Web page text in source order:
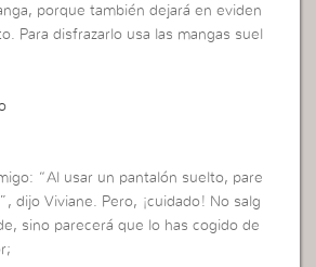
porque también dejará en eviden
Para disfrazarlo usa las mangas suel
“Al usar un pantalón suelto, pare
dijo Viviane. Pero, ¡cuidado! No salg
sino parecerá que lo has cogido de